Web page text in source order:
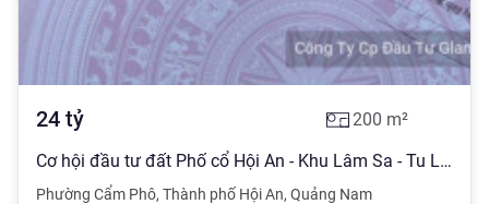
24 tỷ 200 m²
Cơ hội đầu tư đất Phố cổ Hội An - Khu Lâm Sa - Tu Lễ, Phường Cẩm Phô
Phường Cẩm Phô, Thành phố Hội An, Quảng Nam